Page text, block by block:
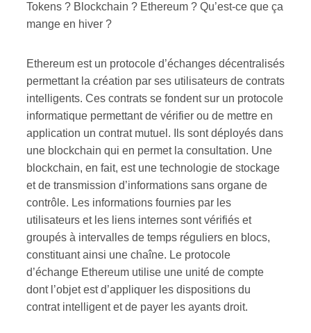
Tokens ? Blockchain ? Ethereum ? Qu’est-ce que ça
mange en hiver ?
Ethereum est un protocole d’échanges décentralisés
permettant la création par ses utilisateurs de contrats
intelligents. Ces contrats se fondent sur un protocole
informatique permettant de vérifier ou de mettre en
application un contrat mutuel. Ils sont déployés dans
une blockchain qui en permet la consultation. Une
blockchain, en fait, est une technologie de stockage
et de transmission d’informations sans organe de
contrôle. Les informations fournies par les
utilisateurs et les liens internes sont vérifiés et
groupés à intervalles de temps réguliers en blocs,
constituant ainsi une chaîne. Le protocole
d’échange Ethereum utilise une unité de compte
dont l’objet est d’appliquer les dispositions du
contrat intelligent et de payer les ayants droit.